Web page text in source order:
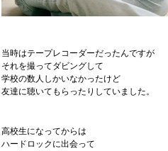
当時はテープレコーダーだったんですが
それを撮ってダビングして
学校の数人しかいなかったけど
友達に聴いてもらったりしていました。
高校生になってからは
ハードロックに出会って